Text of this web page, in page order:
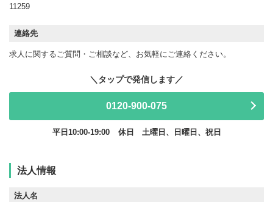
11259
連絡先
求人に関するご質問・ご相談など、お気軽にご連絡ください。
0120-900-075
平日10:00-19:00 休日 土曜日、日曜日、祝日
法人情報
法人名